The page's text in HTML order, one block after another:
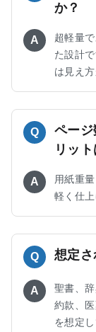
か？
A
超軽量
た設計
は見え
Q
ペー
リッ
A
用紙重
軽く仕上
Q 想定さ
A
聖書、
約款、
を想定し